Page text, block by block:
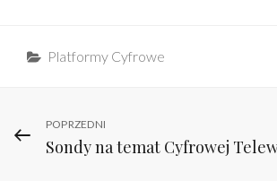
Categories
Platformy Cyfrowe
Nawigacja
wpisu
Previous
Post
POPRZEDNI
Sondy na temat Cyfrowej